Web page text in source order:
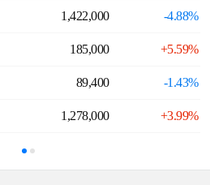
1,422,000 -4.88%
185,000 +5.59%
89,400 -1.43%
1,278,000 +3.99%